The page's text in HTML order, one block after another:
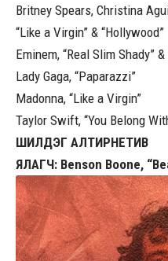
Britney Spears, Christina
“Like a Virgin” & “Hollywood”
Eminem, “Real Slim Shady”
Lady Gaga, “Paparazzi”
Madonna, “Like a Virgin”
Taylor Swift, “You Belong
ШИЛДЭГ АЛТИРНЕТИВ
ЯЛАГЧ: Benson Boone,